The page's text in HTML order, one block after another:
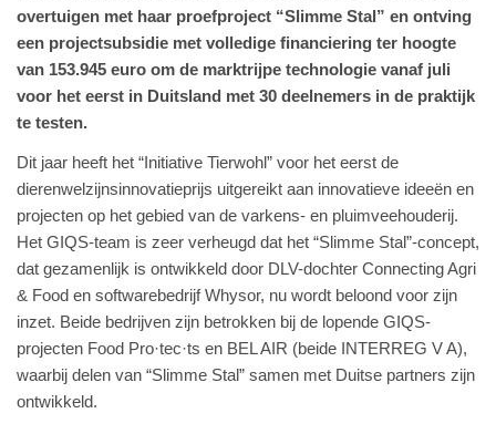
overtuigen met haar proefproject “Slimme Stal” en ontving
een projectsubsidie met volledige financiering ter hoogte
van 153.945 euro om de marktrijpe technologie vanaf juli
voor het eerst in Duitsland met 30 deelnemers in de praktijk
te testen.
Dit jaar heeft het “Initiative Tierwohl” voor het eerst de
dierenwelzijnsinnovatieprijs uitgereikt aan innovatieve ideeën en
projecten op het gebied van de varkens- en pluimveehouderij.
Het GIQS-team is zeer verheugd dat het “Slimme Stal”-concept,
dat gezamenlijk is ontwikkeld door DLV-dochter Connecting Agri
& Food en softwarebedrijf Whysor, nu wordt beloond voor zijn
inzet. Beide bedrijven zijn betrokken bij de lopende GIQS-
projecten Food Pro·tec·ts en BEL AIR (beide INTERREG V A),
waarbij delen van “Slimme Stal” samen met Duitse partners zijn
ontwikkeld.